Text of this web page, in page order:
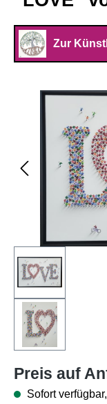
Zur
Bildergalerie
Preis auf
Sofort